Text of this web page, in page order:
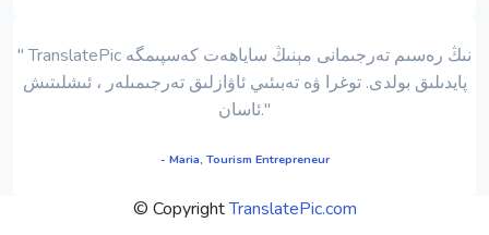
" TranslatePic نىڭ رەسىم تەرجىمانى مېنىڭ ساياھەت كەسپىمگە
پايدىلىق بولدى. توغرا ۋە تەبىئىي ئاۋازلىق تەرجىمىلەر ، ئىشلىتىش
ئاسان."
- Maria, Tourism Entrepreneur
© CopyrightTranslatePic.com